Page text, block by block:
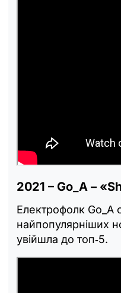
2021 – Go_A –
Електрофолк Go_A
найпопулярніших
увійшла до топ‑5.